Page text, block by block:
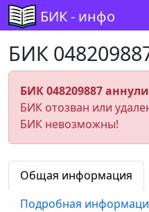
БИК - инфо
БИК
БИК 048209887
БИК отозван или
БИК невозможны!
Общая информация
Подробная